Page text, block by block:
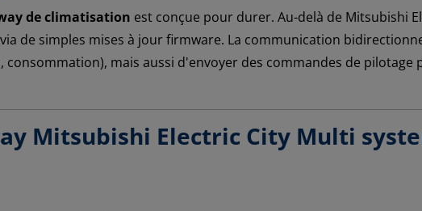
de climatisation est conçue pour durer. Au-delà de Mitsubishi
de simples mises à jour firmware. La communication
mais aussi d'envoyer des commandes de pilotage
Mitsubishi Electric City Multi